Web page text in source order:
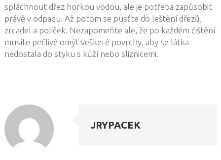
spláchnout dřez horkou vodou, ale je potřeba zapůsobit
právě v odpadu. Až potom se pusťte do leštění dřezů,
zrcadel a poliček. Nezapomeňte ale, že po každém čištění
musíte pečlivě omýt veškeré povrchy, aby se látka
nedostala do styku s kůží nebo sliznicemi.
JRYPACEK